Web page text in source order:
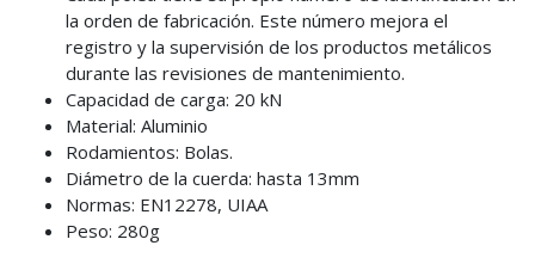
la orden de fabricación. Este número mejora el
registro y la supervisión de los productos metálicos
durante las revisiones de mantenimiento.
Capacidad de carga: 20 kN
Material: Aluminio
Rodamientos: Bolas.
Diámetro de la cuerda: hasta 13mm
Normas: EN12278, UIAA
Peso: 280g